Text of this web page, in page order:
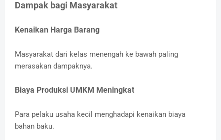
Dampak bagi Masyarakat
Kenaikan Harga Barang
Masyarakat dari kelas menengah ke bawah paling
merasakan dampaknya.
Biaya Produksi UMKM Meningkat
Para pelaku usaha kecil menghadapi kenaikan biaya
bahan baku.